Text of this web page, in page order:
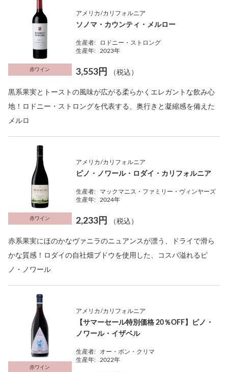
赤ワイン
アメリカ/カリフォルニア
ソノマ・カウンティ・メルロー
生産者:
ロドニー・ストロング
生産年:
2023年
3,553円 （税込）
黒系果実とトーストの風味が広がる柔らかくエレガントな飲み心
地！ロドニー・ストロングを代表する、奥行きと凝縮感を備えた
メルロ
赤ワイン
アメリカ/カリフォルニア
ピノ・ノワール・ロダイ・カリフォルニア
生産者:
マックマニス・ファミリー・ヴィンヤーズ
生産年:
2024年
2,233円 （税込）
赤系果実にほのかなヴァニラのニュアンスが漂う、ドライで滑ら
かな質感！ロダイの自社畑ブドウを使用した、コスパ溢れるピ
ノ・ノワール
赤ワイン
アメリカ/カリフォルニア
【サマーセール特別価格 20％OFF】ピノ・
ノワール・イザベル
生産者:
オー・ボン・クリマ
生産年:
2022年